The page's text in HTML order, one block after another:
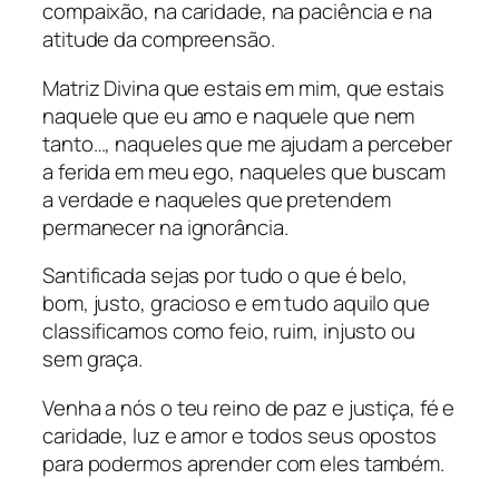
compaixão, na caridade, na paciência e na
atitude da compreensão.
Matriz Divina que estais em mim, que estais
naquele que eu amo e naquele que nem
tanto…, naqueles que me ajudam a perceber
a ferida em meu ego, naqueles que buscam
a verdade e naqueles que pretendem
permanecer na ignorância.
Santificada sejas por tudo o que é belo,
bom, justo, gracioso e em tudo aquilo que
classificamos como feio, ruim, injusto ou
sem graça.
Venha a nós o teu reino de paz e justiça, fé e
caridade, luz e amor e todos seus opostos
para podermos aprender com eles também.